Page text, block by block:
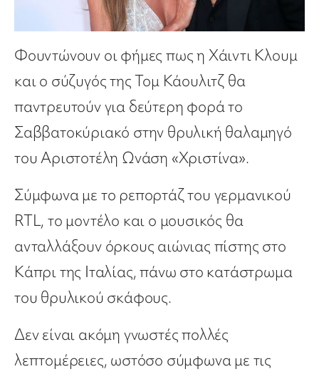
Φουντώνουν οι φήμες πως η Χάιντι Κλουμ
και ο σύζυγός της Τομ Κάουλιτζ θα
παντρευτούν για δεύτερη φορά το
Σαββατοκύριακό στην θρυλική θαλαμηγό
του Αριστοτέλη Ωνάση «Χριστίνα».
Σύμφωνα με το ρεπορτάζ του γερμανικού
RTL, το μοντέλο και ο μουσικός θα
ανταλλάξουν όρκους αιώνιας πίστης στο
Κάπρι της Ιταλίας, πάνω στο κατάστρωμα
του θρυλικού σκάφους.
Δεν είναι ακόμη γνωστές πολλές
λεπτομέρειες, ωστόσο σύμφωνα με τις